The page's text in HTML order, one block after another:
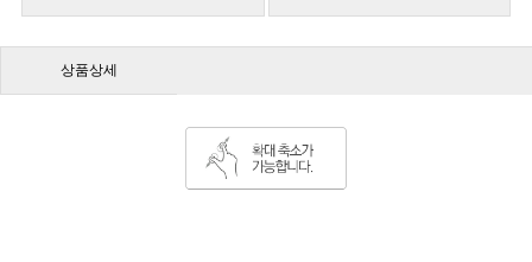
상품상세